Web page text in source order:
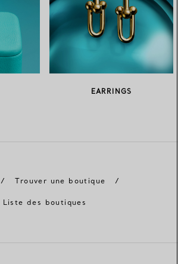
EARRINGS
/ Trouver une boutique /
Liste des boutiques